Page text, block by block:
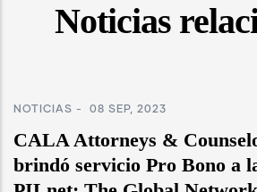
Noticias
NOTICIAS - 08 SEP, 2023
CALA Attorneys &
brindó servicio Pro Bono a